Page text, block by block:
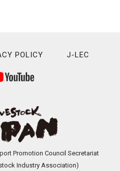
POLICY J-LEC
Promotion Council Secretariat
Industry Association)